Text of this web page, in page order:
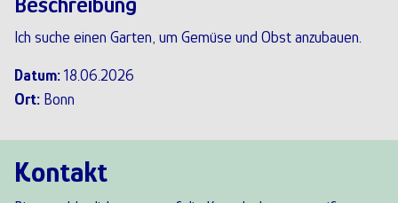
Ich suche einen Garten, um Gemüse und Obst anzubauen.
Datum: 18.06.2026
Ort: Bonn
Kontakt